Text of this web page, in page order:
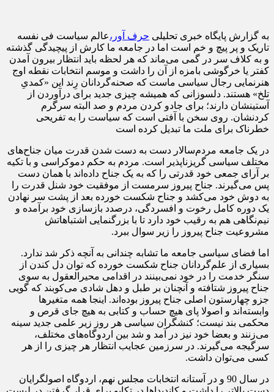
به گزارش پایگاه خبری تحلیلی حرف آور،عالم سیاست فی نفسه
تاریک و پر پیچ و خم است اما در جامعه ما کارش از پیچیدگی گذشته
و به کلاف سر در گمی می‌ماند که هر لحظه باید انتظار بیرون آمدن
کفتر یا خرگوشی بامزه از آن را داشت و موسم انتخابات نقطه اوج
هنرنمایی رجال سیاسی ماست که صحنه‌گردانان رِند این «کمدیِ
تلخ» هستند. دلسوزانی که همیشه چیزی جدید برای درآوردن از
آستینشان دارند؛ برای جادو کردن مردم و صد البته سرگرم
کردنشان. روی سخن با آفتی است که سیاست را به تفریحی
خطرناک برای ملت ما تبدیل کرده است
در یک جامعه مردم‌سالار دست به دست شدن قدرت میان جناح‌های
مختلف سیاسی گریزناپذیر است. مردم به حکم دموکراسی و با تکیه
بر آرای جمعی خود قدرتی را که به یک جناح داده‌اند با همان دست
پس می‌گیرند. جناح پیروز سرمست از موفقیت خود شنل قدرت را
به دوش خود می‌کشد و جناح شکست خورده بعد از پشت سر نهادن
یک دوره کامل رخوت و افسردگی، درصدد بازسازی خود برآمده و
نیم‌نگاهی هم به رقیب خود دارد تا با بزرگنمایی اشتباهاتش
مشروعیت جناح پیروز را زیر سوال ببرد.
اما فضای سیاسی جامعه ما تشابه چندانی به آنچه ذکر شد ندارد.
بسیاری از علم‌گردانان جناح شکست خورده که توان دل کندن از
سنگر خدمت را در خود نمی‌بینند در اقدامی محیرالعقول به سوی
جناح پیروز شتافته و آنچنان بر طبل و دهل شادی می‌کوبند که گویی
جزو چهارستون اصلی جناح پیروز بوده‌اند. اینجا همه متغیرها
وابسته‌اند و اصولا پای هیچ حساب و کتابی به هیچ جای قرص و
محکمی بند نیست؛ کنشگران سیاسی هر روز زیر علمی جدید سینه
می‌زنند و بعضا خود نیز در آمد و شد بین اردوگاه‌های مختلف،
سرگیجه می‌گیرند. در سرزمین عجایب انتظار هر چیزی را از هر
کسی می‌توان داشت.
در سال 90 و در آستانه انتخابات مجلس نهم، اردوگاه اصولگرایان